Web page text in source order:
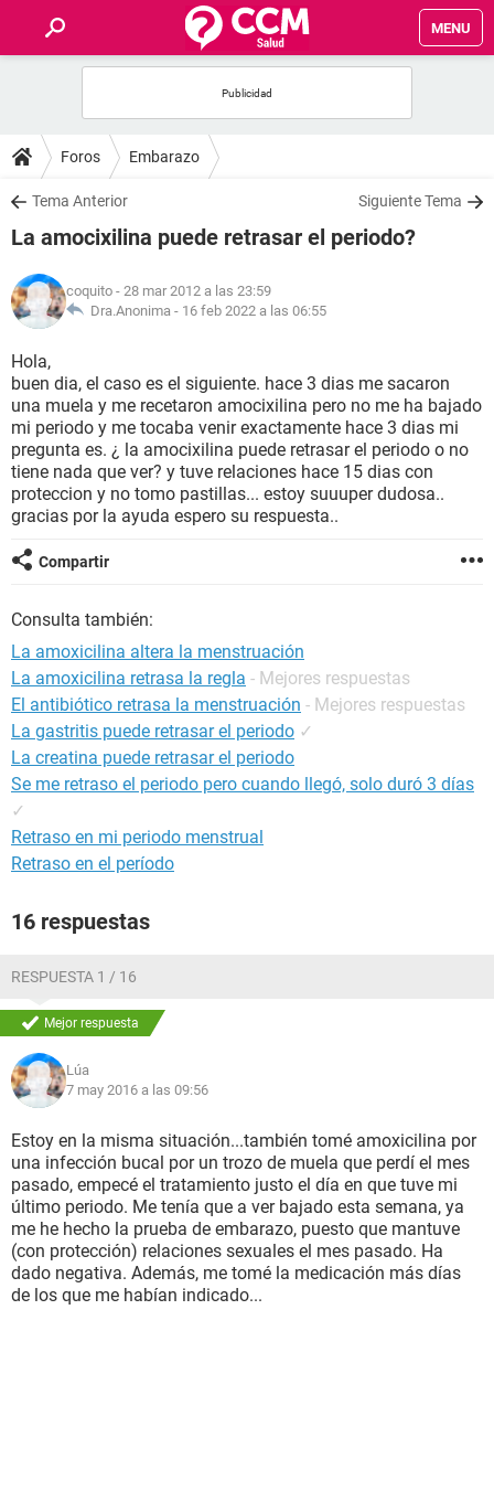
MENU
FOROS
SALUD
NUTRICIÓN
BIENESTAR
SEXUALIDAD
GLOSARIO
Foros Embarazo
Tema Anterior Siguiente Tema
La amocixilina puede retrasar el periodo?
coquito - 28 mar 2012 a las 23:59
Dra.Anonima - 16 feb 2022 a las 06:55
Hola,
buen dia, el caso es el siguiente. hace 3 dias me sacaron
una muela y me recetaron amocixilina pero no me ha bajado
mi periodo y me tocaba venir exactamente hace 3 dias mi
pregunta es. ¿ la amocixilina puede retrasar el periodo o no
tiene nada que ver? y tuve relaciones hace 15 dias con
proteccion y no tomo pastillas... estoy suuuper dudosa..
gracias por la ayuda espero su respuesta..
Compartir
Consulta también:
La amoxicilina altera la menstruación
La amoxicilina retrasa la regla - Mejores respuestas
El antibiótico retrasa la menstruación - Mejores respuestas
La gastritis puede retrasar el periodo ✓
La creatina puede retrasar el periodo
Se me retraso el periodo pero cuando llegó, solo duró 3 días
✓
Retraso en mi periodo menstrual
Retraso en el período
16 respuestas
RESPUESTA 1 / 16
Mejor respuesta
Lúa
7 may 2016 a las 09:56
Estoy en la misma situación...también tomé amoxicilina por
una infección bucal por un trozo de muela que perdí el mes
pasado, empecé el tratamiento justo el día en que tuve mi
último periodo. Me tenía que a ver bajado esta semana, ya
me he hecho la prueba de embarazo, puesto que mantuve
(con protección) relaciones sexuales el mes pasado. Ha
dado negativa. Además, me tomé la medicación más días
de los que me habían indicado...